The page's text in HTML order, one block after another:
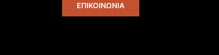
ΕΠΙΚΟΙΝΩΝΊΑ